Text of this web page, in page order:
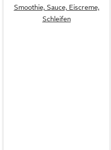
Smoothie, Sauce, Eiscreme,
Schleifen